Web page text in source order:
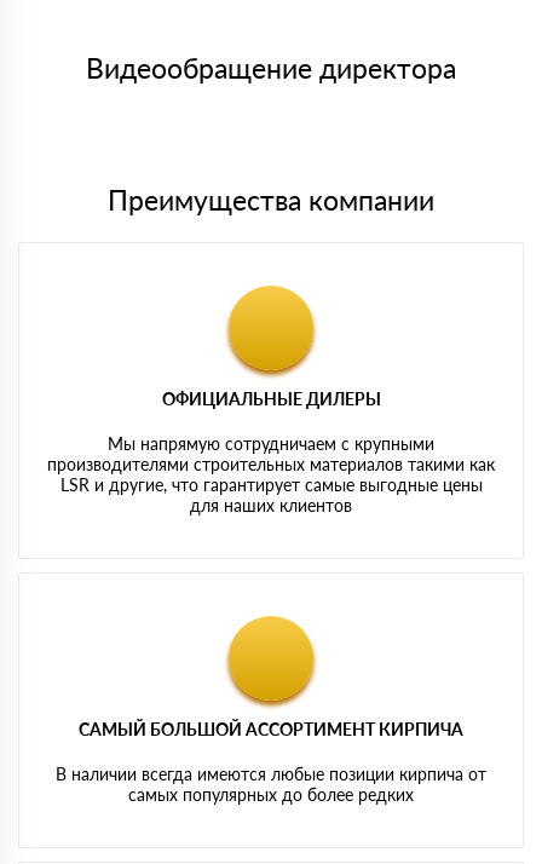
либо Вы забираете товар со склада самовывоза.
Видеообращение директора
Преимущества компании
ОФИЦИАЛЬНЫЕ ДИЛЕРЫ
Мы напрямую сотрудничаем с крупными
производителями строительных материалов такими как
LSR и другие, что гарантирует самые выгодные цены
для наших клиентов
САМЫЙ БОЛЬШОЙ АССОРТИМЕНТ КИРПИЧА
В наличии всегда имеются любые позиции кирпича от
самых популярных до более редких